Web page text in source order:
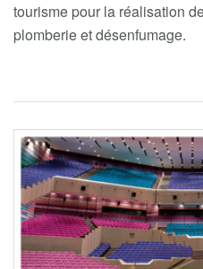
tourisme pour la réalisation
plomberie et désenfumage.